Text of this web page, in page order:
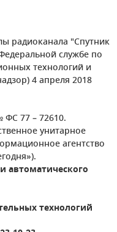
радиоканала "Спутник
службе по
технологий и
4 апреля 2018
ФС 77 – 72610.
унитарное
агентство
автоматического
технологий